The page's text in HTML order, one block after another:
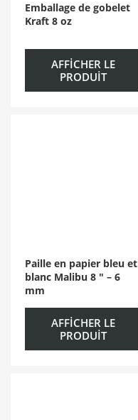
Emballage de gobelet
Kraft 8 oz
AFFICHER LE
PRODUIT
Paille en papier bleu et
blanc Malibu 8 ″ – 6
mm
AFFICHER LE
PRODUIT